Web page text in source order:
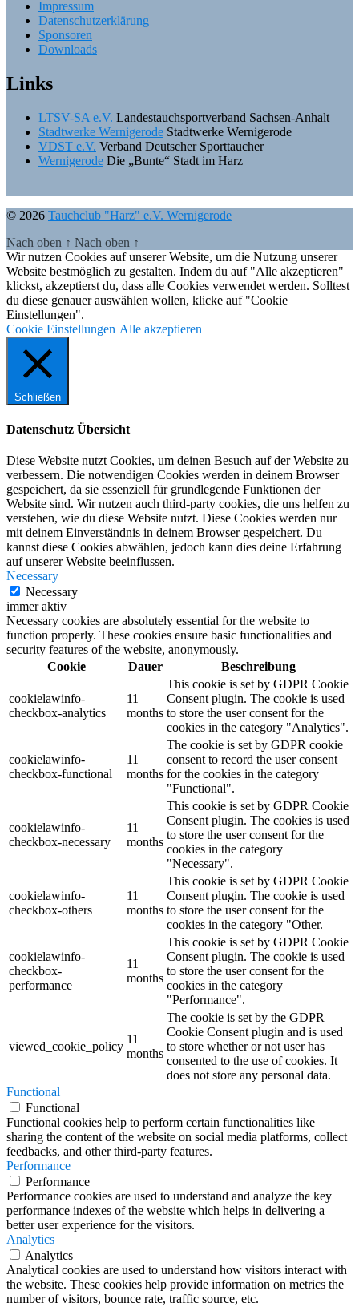
Impressum
Datenschutzerklärung
Sponsoren
Downloads
Links
LTSV-SA e.V. Landestauchsportverband Sachsen-Anhalt
Stadtwerke Wernigerode Stadtwerke Wernigerode
VDST e.V. Verband Deutscher Sporttaucher
Wernigerode Die „Bunte“ Stadt im Harz
© 2026 Tauchclub "Harz" e.V. Wernigerode
Nach oben ↑ Nach oben ↑
Wir nutzen Cookies auf unserer Website, um die Nutzung unserer
Website bestmöglich zu gestalten. Indem du auf "Alle akzeptieren"
klickst, akzeptierst du, dass alle Cookies verwendet werden. Solltest
du diese genauer auswählen wollen, klicke auf "Cookie
Einstellungen".
Cookie Einstellungen Alle akzeptieren
Schließen
Datenschutz Übersicht
Diese Website nutzt Cookies, um deinen Besuch auf der Website zu
verbessern. Die notwendigen Cookies werden in deinem Browser
gespeichert, da sie essenziell für grundlegende Funktionen der
Website sind. Wir nutzen auch third-party cookies, die uns helfen zu
verstehen, wie du diese Website nutzt. Diese Cookies werden nur
mit deinem Einverständnis in deinem Browser gespeichert. Du
kannst diese Cookies abwählen, jedoch kann dies deine Erfahrung
auf unserer Website beeinflussen.
Necessary
Necessary
immer aktiv
Necessary cookies are absolutely essential for the website to
function properly. These cookies ensure basic functionalities and
security features of the website, anonymously.
Cookie
Dauer Beschreibung
cookielawinfo-
checkbox-analytics
11
months
This cookie is set by GDPR Cookie
Consent plugin. The cookie is used
to store the user consent for the
cookies in the category "Analytics".
cookielawinfo-
checkbox-functional
11
months
The cookie is set by GDPR cookie
consent to record the user consent
for the cookies in the category
"Functional".
cookielawinfo-
checkbox-necessary
11
months
This cookie is set by GDPR Cookie
Consent plugin. The cookies is used
to store the user consent for the
cookies in the category
"Necessary".
cookielawinfo-
checkbox-others
11
months
This cookie is set by GDPR Cookie
Consent plugin. The cookie is used
to store the user consent for the
cookies in the category "Other.
cookielawinfo-
checkbox-
performance
11
months
This cookie is set by GDPR Cookie
Consent plugin. The cookie is used
to store the user consent for the
cookies in the category
"Performance".
viewed_cookie_policy
11
months
The cookie is set by the GDPR
Cookie Consent plugin and is used
to store whether or not user has
consented to the use of cookies. It
does not store any personal data.
Functional
Functional
Functional cookies help to perform certain functionalities like
sharing the content of the website on social media platforms, collect
feedbacks, and other third-party features.
Performance
Performance
Performance cookies are used to understand and analyze the key
performance indexes of the website which helps in delivering a
better user experience for the visitors.
Analytics
Analytics
Analytical cookies are used to understand how visitors interact with
the website. These cookies help provide information on metrics the
number of visitors, bounce rate, traffic source, etc.